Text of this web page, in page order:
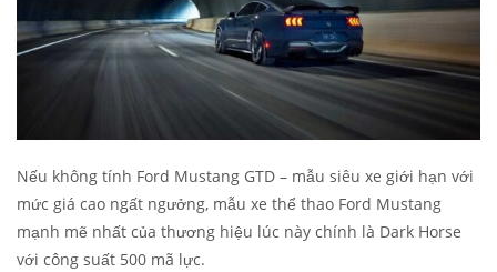
Nếu không tính Ford Mustang GTD – mẫu siêu xe giới hạn với
mức giá cao ngất ngưởng, mẫu xe thể thao Ford Mustang
mạnh mẽ nhất của thương hiệu lúc này chính là Dark Horse
với công suất 500 mã lực.